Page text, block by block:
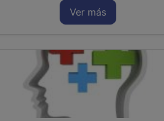
Ver más